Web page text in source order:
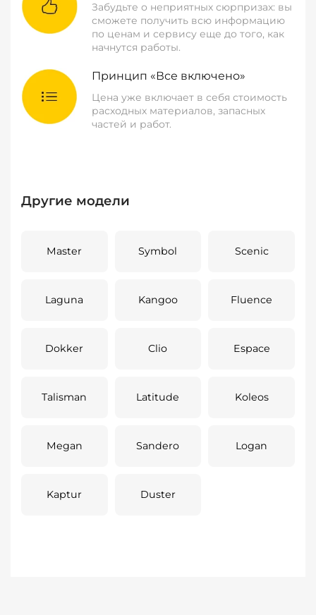
Забудьте о неприятных сюрпризах: вы
сможете получить всю информацию
по ценам и сервису еще до того, как
начнутся работы.
Принцип «Все включено»
Цена уже включает в себя стоимость
расходных материалов, запасных
частей и работ.
Другие модели
Master Symbol Scenic
Laguna Kangoo Fluence
Dokker Clio Espace
Talisman Latitude Koleos
Megan Sandero Logan
Kaptur Duster